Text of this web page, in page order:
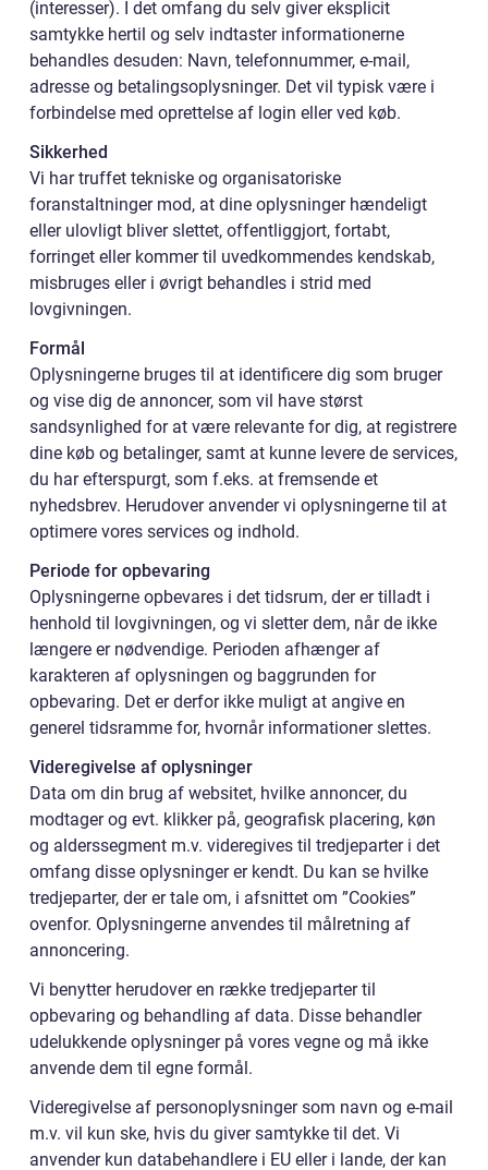
(interesser). I det omfang du selv giver eksplicit
samtykke hertil og selv indtaster informationerne
behandles desuden: Navn, telefonnummer, e-mail,
adresse og betalingsoplysninger. Det vil typisk være i
forbindelse med oprettelse af login eller ved køb.
Sikkerhed
Vi har truffet tekniske og organisatoriske
foranstaltninger mod, at dine oplysninger hændeligt
eller ulovligt bliver slettet, offentliggjort, fortabt,
forringet eller kommer til uvedkommendes kendskab,
misbruges eller i øvrigt behandles i strid med
lovgivningen.
Formål
Oplysningerne bruges til at identificere dig som bruger
og vise dig de annoncer, som vil have størst
sandsynlighed for at være relevante for dig, at registrere
dine køb og betalinger, samt at kunne levere de services,
du har efterspurgt, som f.eks. at fremsende et
nyhedsbrev. Herudover anvender vi oplysningerne til at
optimere vores services og indhold.
Periode for opbevaring
Oplysningerne opbevares i det tidsrum, der er tilladt i
henhold til lovgivningen, og vi sletter dem, når de ikke
længere er nødvendige. Perioden afhænger af
karakteren af oplysningen og baggrunden for
opbevaring. Det er derfor ikke muligt at angive en
generel tidsramme for, hvornår informationer slettes.
Videregivelse af oplysninger
Data om din brug af websitet, hvilke annoncer, du
modtager og evt. klikker på, geografisk placering, køn
og alderssegment m.v. videregives til tredjeparter i det
omfang disse oplysninger er kendt. Du kan se hvilke
tredjeparter, der er tale om, i afsnittet om ”Cookies”
ovenfor. Oplysningerne anvendes til målretning af
annoncering.
Vi benytter herudover en række tredjeparter til
opbevaring og behandling af data. Disse behandler
udelukkende oplysninger på vores vegne og må ikke
anvende dem til egne formål.
Videregivelse af personoplysninger som navn og e-mail
m.v. vil kun ske, hvis du giver samtykke til det. Vi
anvender kun databehandlere i EU eller i lande, der kan